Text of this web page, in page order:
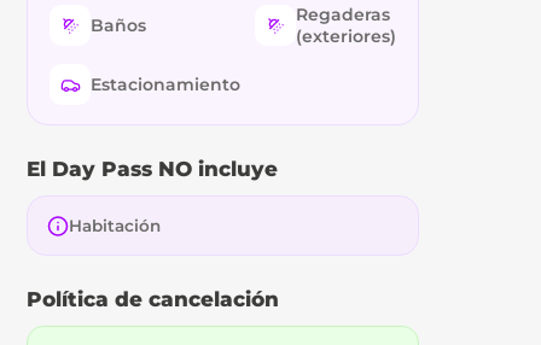
Baños
Regaderas
(exteriores)
Estacionamiento
El Day Pass NO incluye
Habitación
Política de cancelación